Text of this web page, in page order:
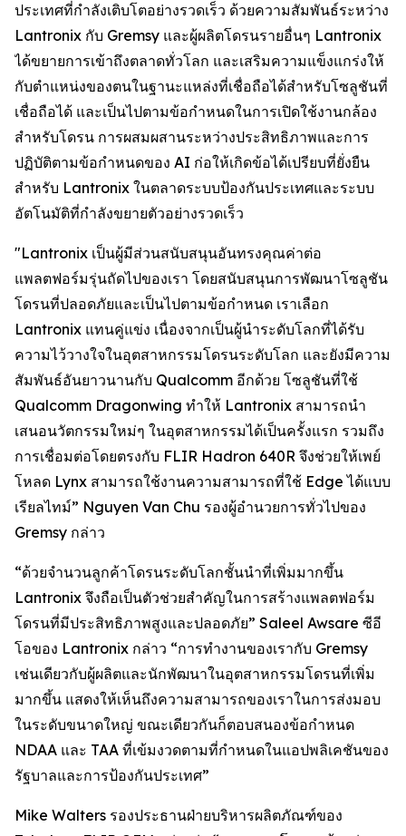
ประเทศที่กำลังเติบโตอย่างรวดเร็ว ด้วยความสัมพันธ์ระหว่าง
Lantronix กับ Gremsy และผู้ผลิตโดรนรายอื่นๆ Lantronix
ได้ขยายการเข้าถึงตลาดทั่วโลก และเสริมความแข็งแกร่งให้
กับตำแหน่งของตนในฐานะแหล่งที่เชื่อถือได้สำหรับโซลูชันที่
เชื่อถือได้ และเป็นไปตามข้อกำหนดในการเปิดใช้งานกล้อง
สำหรับโดรน การผสมผสานระหว่างประสิทธิภาพและการ
ปฏิบัติตามข้อกำหนดของ AI ก่อให้เกิดข้อได้เปรียบที่ยั่งยืน
สำหรับ Lantronix ในตลาดระบบป้องกันประเทศและระบบ
อัตโนมัติที่กำลังขยายตัวอย่างรวดเร็ว
"Lantronix เป็นผู้มีส่วนสนับสนุนอันทรงคุณค่าต่อ
แพลตฟอร์มรุ่นถัดไปของเรา โดยสนับสนุนการพัฒนาโซลูชัน
โดรนที่ปลอดภัยและเป็นไปตามข้อกำหนด เราเลือก
Lantronix แทนคู่แข่ง เนื่องจากเป็นผู้นำระดับโลกที่ได้รับ
ความไว้วางใจในอุตสาหกรรมโดรนระดับโลก และยังมีความ
สัมพันธ์อันยาวนานกับ Qualcomm อีกด้วย โซลูชันที่ใช้
Qualcomm Dragonwing ทำให้ Lantronix สามารถนำ
เสนอนวัตกรรมใหม่ๆ ในอุตสาหกรรมได้เป็นครั้งแรก รวมถึง
การเชื่อมต่อโดยตรงกับ FLIR Hadron 640R จึงช่วยให้เพย์
โหลด Lynx สามารถใช้งานความสามารถที่ใช้ Edge ได้แบบ
เรียลไทม์” Nguyen Van Chu รองผู้อำนวยการทั่วไปของ
Gremsy กล่าว
“ด้วยจำนวนลูกค้าโดรนระดับโลกชั้นนำที่เพิ่มมากขึ้น
Lantronix จึงถือเป็นตัวช่วยสำคัญในการสร้างแพลตฟอร์ม
โดรนที่มีประสิทธิภาพสูงและปลอดภัย” Saleel Awsare ซีอี
โอของ Lantronix กล่าว “การทำงานของเรากับ Gremsy
เช่นเดียวกับผู้ผลิตและนักพัฒนาในอุตสาหกรรมโดรนที่เพิ่ม
มากขึ้น แสดงให้เห็นถึงความสามารถของเราในการส่งมอบ
ในระดับขนาดใหญ่ ขณะเดียวกันก็ตอบสนองข้อกำหนด
NDAA และ TAA ที่เข้มงวดตามที่กำหนดในแอปพลิเคชันของ
รัฐบาลและการป้องกันประเทศ”
Mike Walters รองประธานฝ่ายบริหารผลิตภัณฑ์ของ